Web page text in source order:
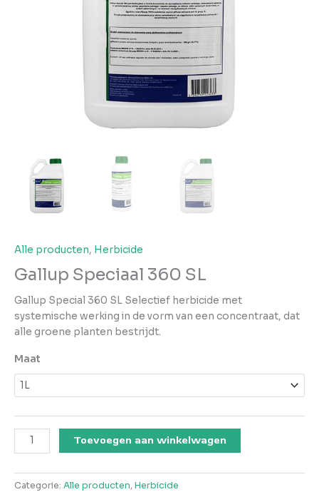
Alle producten, Herbicide
Gallup Speciaal 360 SL
Gallup Special 360 SL Selectief herbicide met
systemische werking in de vorm van een concentraat, dat
alle groene planten bestrijdt.
Maat
Gallup
Speciaal
SL
Toevoegen aan winkelwagen
Categorie: Alle producten, Herbicide